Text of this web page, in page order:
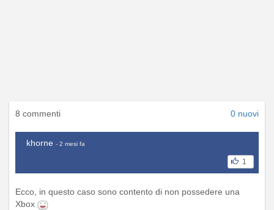
8 commenti 0 nuovi
khorne - 2 mesi fa
1
Ecco, in questo caso sono contento di non possedere una
Xbox